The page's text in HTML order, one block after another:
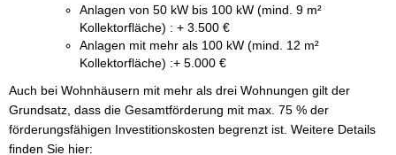
Anlagen von 50 kW bis 100 kW (mind. 9 m²
Kollektorfläche) : + 3.500 €
Anlagen mit mehr als 100 kW (mind. 12 m²
Kollektorfläche) :+ 5.000 €
Auch bei Wohnhäusern mit mehr als drei Wohnungen gilt der
Grundsatz, dass die Gesamtförderung mit max. 75 % der
förderungsfähigen Investitionskosten begrenzt ist. Weitere Details
finden Sie hier: